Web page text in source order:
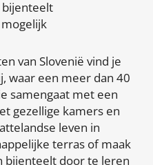
bijenteelt
van Slovenië vind je
waar een meer dan 40
samengaat met een
gezellige kamers en
leven in
terras of maak
bijenteelt door te leren